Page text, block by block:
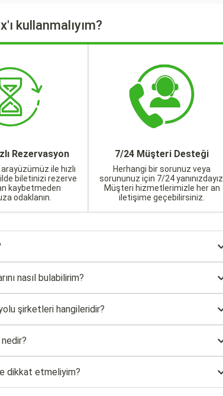
kullanmalıyım?
Rezervasyon
ile hızlı
biletinizi rezerve
kaybetmeden
odaklanın.
7/24 Müşteri Desteği
Herhangi bir sorunuz veya
sorununuz için 7/24 yanınızdayız.
Müşteri hizmetlerimizle her an
iletişime geçebilirsiniz.
nasıl bulabilirim?
şirketleri hangileridir?
dikkat etmeliyim?